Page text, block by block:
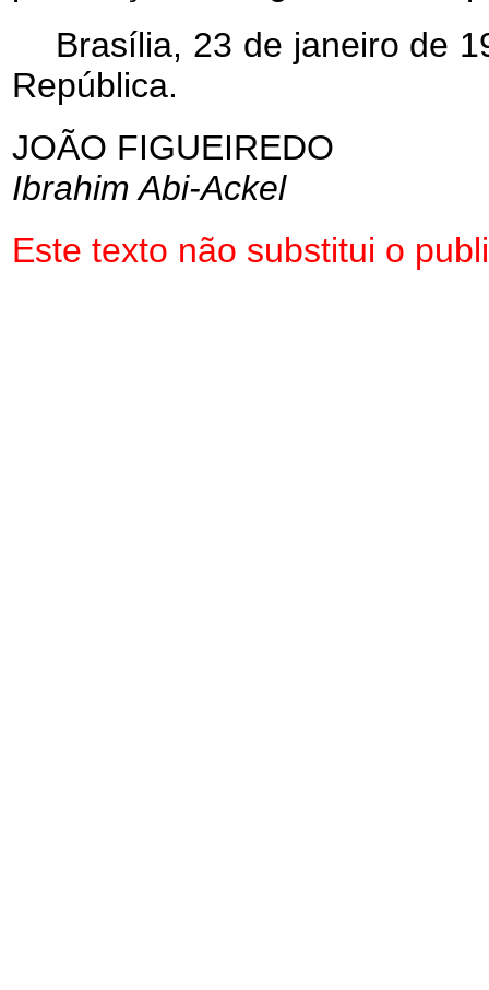
Brasília, 23 de janeiro de
República.
JOÃO FIGUEIREDO
Ibrahim Abi-Ackel
Este texto não substitui o